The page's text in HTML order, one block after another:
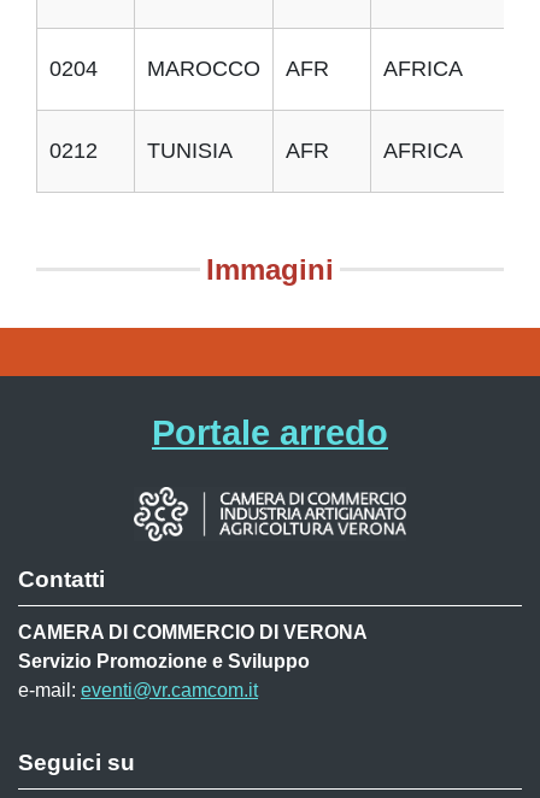
0204 MAROCCO AFR AFRICA
0212 TUNISIA AFR AFRICA
Immagini
Portale arredo
Contatti
CAMERA DI COMMERCIO DI VERONA
Servizio Promozione e Sviluppo
e-mail: eventi@vr.camcom.it
Seguici su